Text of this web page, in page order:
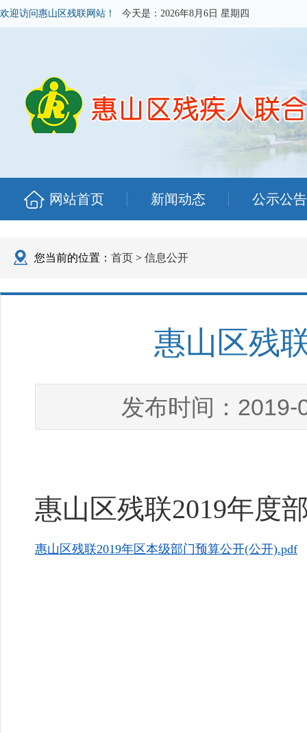
欢迎访问惠山区残联网站！ 今天是： 2026年8月6日 星期四
网站首页 新闻动态 公示公告
您当前的位置： 首页 > 信息公开
惠山区残
发布时间： 2019-
惠山区残联2019年度
惠山区残联2019年区本级部门预算公开(公开).pdf